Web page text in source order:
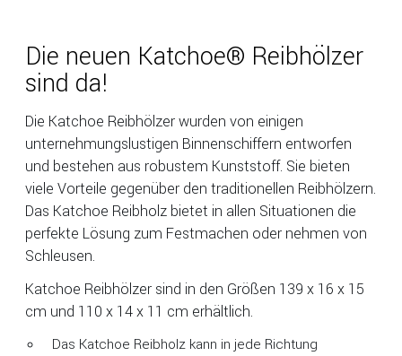
Die neuen Katchoe® Reibhölzer
sind da!
Die Katchoe Reibhölzer wurden von einigen
unternehmungslustigen Binnenschiffern entworfen
und bestehen aus robustem Kunststoff. Sie bieten
viele Vorteile gegenüber den traditionellen Reibhölzern.
Das Katchoe Reibholz bietet in allen Situationen die
perfekte Lösung zum Festmachen oder nehmen von
Schleusen.
Katchoe Reibhölzer sind in den Größen 139 x 16 x 15
cm und 110 x 14 x 11 cm erhältlich.
Das Katchoe Reibholz kann in jede Richtung